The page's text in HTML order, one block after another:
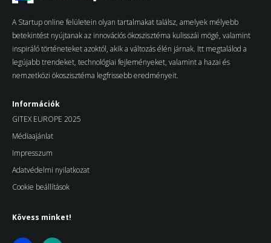
A Startup online felületein olyan tartalmakat találsz, amelyek mélyebb
betekintést nyújtanak az innovációs ökoszisztéma kulisszái mögé, valamint
inspiráló történeteket azoktól, akik a változás élén járnak. Itt megtalálod a
legújabb trendeket, technológiai fejleményeket, valamint a hazai és
nemzetközi ökoszisztéma legfrissebb eredményeit.
Információk
GITEX EUROPE 2025
Médiaajánlat
Impresszum
Adatvédelmi nyilatkozat
Cookie beállítások
Kövess minket!